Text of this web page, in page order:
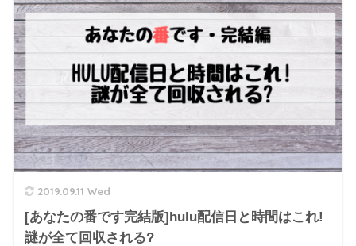
2019.09.11 Wed
[あなたの番です完結版]hulu配信日と時間はこれ!
謎が全て回収される?